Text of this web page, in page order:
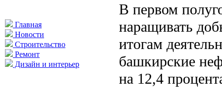
Главная
Новости
Строительство
Ремонт
Дизайн и интерьер
В первом
наращивать
итогам
башкирские
на 12,4